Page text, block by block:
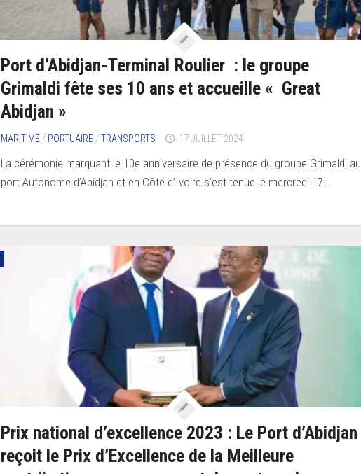
Port d’Abidjan-Terminal Roulier : le groupe
Grimaldi fête ses 10 ans et accueille « Great
Abidjan »
MARITIME/ PORTUAIRE/TRANSPORTS 17 JUILLET 2024
La cérémonie marquant le 10e anniversaire de présence du groupe Grimaldi au
port Autonome d’Abidjan et en Côte d’Ivoire s’est tenue le mercredi 17...
Prix national d’excellence 2023 : Le Port d’Abidjan
reçoit le Prix d’Excellence de la Meilleure